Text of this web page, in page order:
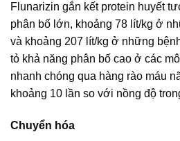
Flunarizin gắn kết protein huyết
phân bố lớn, khoảng 78 lít/kg ở
và khoảng 207 lít/kg ở những
tỏ khả năng phân bố cao ở các
nhanh chóng qua hàng rào máu
khoảng 10 lần so với nồng độ
Chuyển hóa